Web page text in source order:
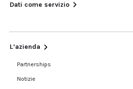
Dati come servizio
L’azienda
Partnerships
Notizie